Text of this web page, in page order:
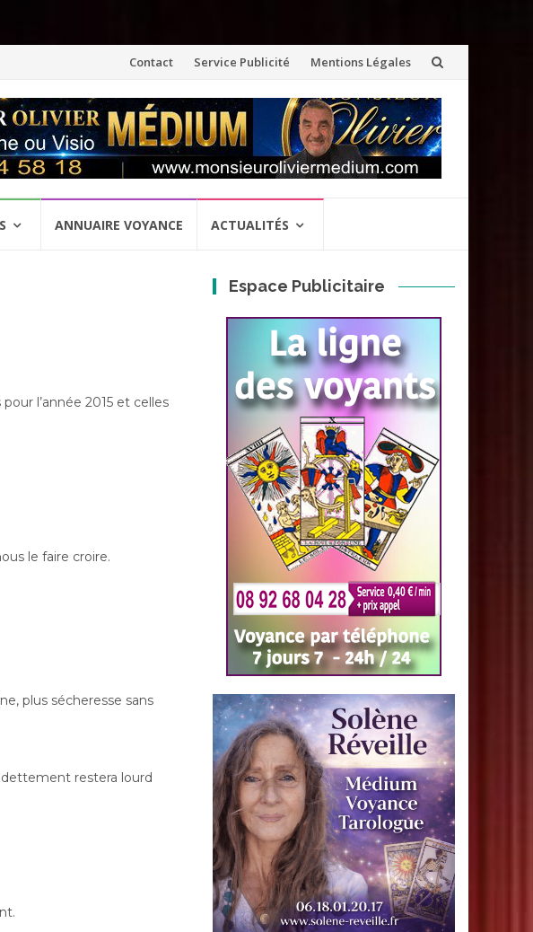
Aller
au
contenu
Contact Service Publicité Mentions Légales
ANNUAIRE VOYANCE ACTUALITÉS
l’année 2015 et celles
le faire croire.
plus sécheresse sans
restera lourd
Espace Publicitaire